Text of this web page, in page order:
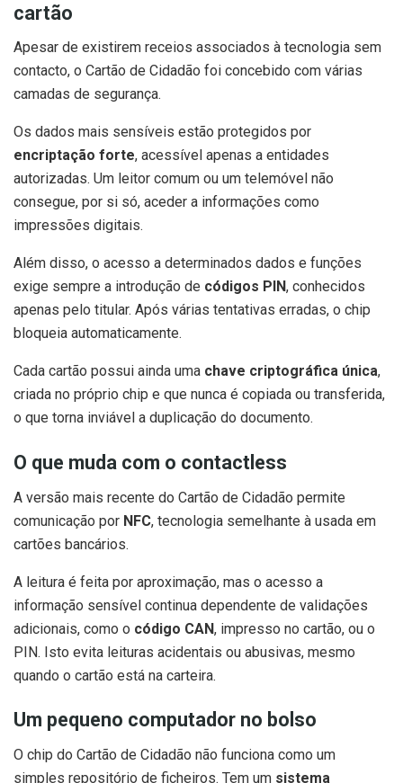
cartão
Apesar de existirem receios associados à tecnologia sem
contacto, o Cartão de Cidadão foi concebido com várias
camadas de segurança.
Os dados mais sensíveis estão protegidos por
encriptação forte, acessível apenas a entidades
autorizadas. Um leitor comum ou um telemóvel não
consegue, por si só, aceder a informações como
impressões digitais.
Além disso, o acesso a determinados dados e funções
exige sempre a introdução de códigos PIN, conhecidos
apenas pelo titular. Após várias tentativas erradas, o chip
bloqueia automaticamente.
Cada cartão possui ainda uma chave criptográfica única,
criada no próprio chip e que nunca é copiada ou transferida,
o que torna inviável a duplicação do documento.
O que muda com o contactless
A versão mais recente do Cartão de Cidadão permite
comunicação por NFC, tecnologia semelhante à usada em
cartões bancários.
A leitura é feita por aproximação, mas o acesso a
informação sensível continua dependente de validações
adicionais, como o código CAN, impresso no cartão, ou o
PIN. Isto evita leituras acidentais ou abusivas, mesmo
quando o cartão está na carteira.
Um pequeno computador no bolso
O chip do Cartão de Cidadão não funciona como um
simples repositório de ficheiros. Tem um sistema